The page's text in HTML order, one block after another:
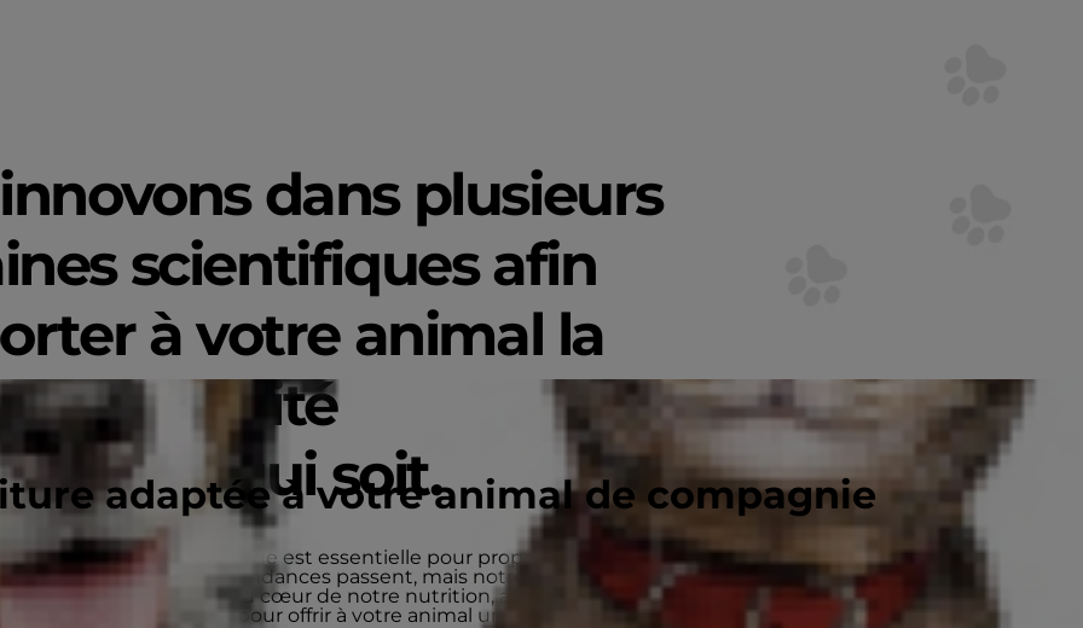
adaptée à votre animal de compagnie
dans plusieurs
scientifiques afin
à votre animal la
qualité
qui soit.
approche scientifique est essentielle pour proposer à votre
soins possibles. Les tendances passent, mais notre philosophie
de placer la science au cœur de notre nutrition, afin de créer des
longueur d’avance pour offrir à votre animal une vie meilleure.